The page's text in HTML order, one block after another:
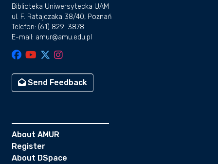
Biblioteka Uniwersytecka UAM
ul. F. Ratajczaka 38/40, Poznań
Telefon: (61) 829-3878
E-mail: amur@amu.edu.pl
Send Feedback
About AMUR
Register
About DSpace